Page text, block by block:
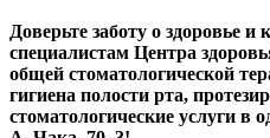
Доверьте заботу о здоровье и
специалистам Центра
общей стоматологической
гигиена полости рта,
стоматологические услуги в